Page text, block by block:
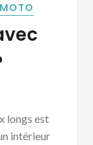
longs est
intérieur